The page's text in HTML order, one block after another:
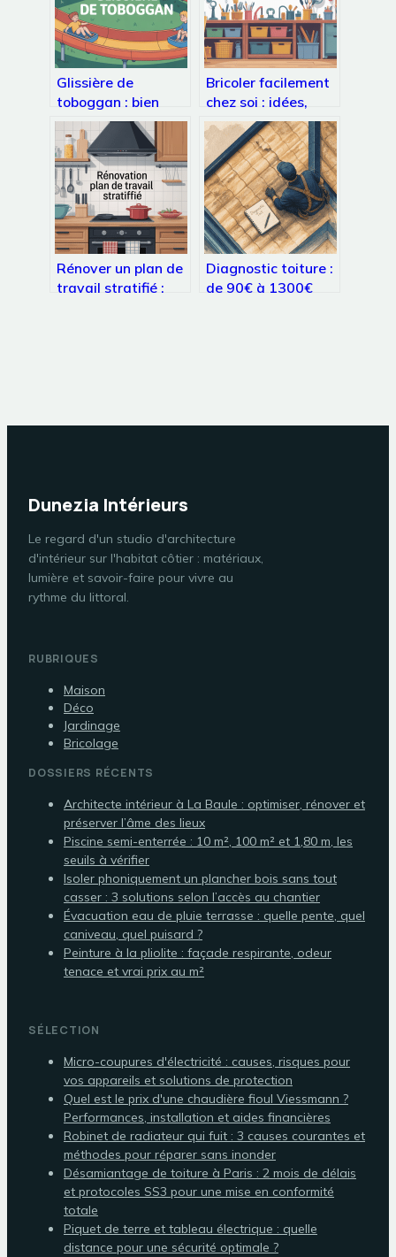
Glissière de
toboggan : bien
choisir, installer et
sécuriser votre
équipement
Bricoler facilement
chez soi : idées,
outils et méthodes
pour réussir
Rénover un plan de
travail stratifié :
Diagnostic toiture :
de 90€ à 1300€
Dunezia Intérieurs
Le regard d'un studio d'architecture
d'intérieur sur l'habitat côtier : matériaux,
lumière et savoir-faire pour vivre au
rythme du littoral.
RUBRIQUES
Maison
Déco
Jardinage
Bricolage
DOSSIERS RÉCENTS
Architecte intérieur à La Baule : optimiser, rénover et
préserver l’âme des lieux
Piscine semi-enterrée : 10 m², 100 m² et 1,80 m, les
seuils à vérifier
Isoler phoniquement un plancher bois sans tout
casser : 3 solutions selon l’accès au chantier
Évacuation eau de pluie terrasse : quelle pente, quel
caniveau, quel puisard ?
Peinture à la pliolite : façade respirante, odeur
tenace et vrai prix au m²
SÉLECTION
Micro-coupures d'électricité : causes, risques pour
vos appareils et solutions de protection
Quel est le prix d'une chaudière fioul Viessmann ?
Performances, installation et aides financières
Robinet de radiateur qui fuit : 3 causes courantes et
méthodes pour réparer sans inonder
Désamiantage de toiture à Paris : 2 mois de délais
et protocoles SS3 pour une mise en conformité
totale
Piquet de terre et tableau électrique : quelle
distance pour une sécurité optimale ?